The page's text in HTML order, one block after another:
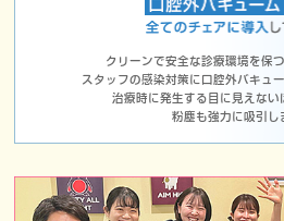
クリーンで安全な診療環境を保
スタッフの感染対策に口腔外バキュ
治療時に発生する目に見えない
粉塵も強力に吸引し